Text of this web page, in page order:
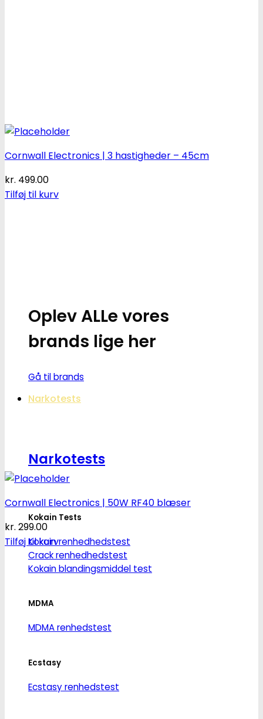
Oplev ALLe vores
brands lige her
Gå til brands
Narkotests
Narkotests
Kokain Tests
Kokain renhedhedstest
Crack renhedhedstest
Kokain blandingsmiddel test
MDMA
MDMA renhedstest
Ecstasy
Ecstasy renhedstest
Cornwall Electronics | 3 hastigheder – 45cm
kr. 499.00
Tilføj til kurv
Cornwall Electronics | 50W RF40 blæser
kr. 299.00
Tilføj til kurv